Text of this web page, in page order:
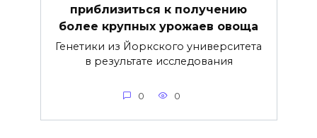
приблизиться к получению
более крупных урожаев овоща
Генетики из Йоркского университета
в результате исследования
0 0